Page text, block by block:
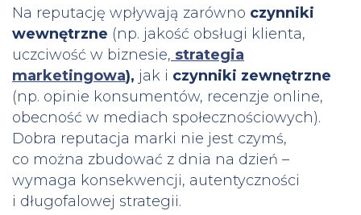
Na reputację wpływają zarówno czynniki
wewnętrzne (np. jakość obsługi klienta,
uczciwość w biznesie, strategia
marketingowa), jak i czynniki zewnętrzne
(np. opinie konsumentów, recenzje online,
obecność w mediach społecznościowych).
Dobra reputacja marki nie jest czymś,
co można zbudować z dnia na dzień –
wymaga konsekwencji, autentyczności
i długofalowej strategii.